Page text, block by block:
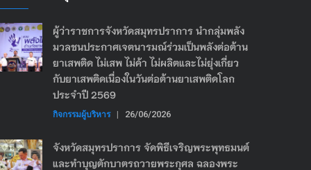
ผู้ว่าราชการจังหวัดสมุทรปราการ นำกลุ่มพลัง
มวลชนประกาศเจตนารมณ์ร่วมเป็นพลังต่อต้าน
ยาเสพติด ไม่เสพ ไม่ค้า ไม่ผลิตและไม่ยุ่งเกี่ยว
กับยาเสพติดเนื่องในวันต่อต้านยาเสพติดโลก
ประจำปี 2569
กิจกรรมผู้บริหาร | 26/06/2026
จังหวัดสมุทรปราการ จัดพิธีเจริญพระพุทธมนต์
และทำบุญตักบาตรถวายพระกุศล ฉลองพระ